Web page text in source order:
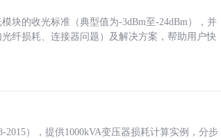
块的收光标准（典型值为-3dBm至-24dBm），并
纤损耗、连接器问题）及解决方案，帮助用户快
），提供1000kVA变压器损耗计算实例，分步